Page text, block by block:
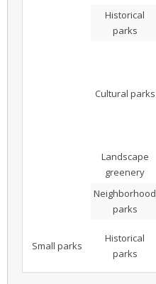
Historical
parks
Cultural parks
Landscape
greenery
Neighborhood
parks
Small parks
Historical
parks